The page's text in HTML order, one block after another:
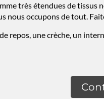
très étendues de tissus
nous occupons de tout.
repos, une crèche, un